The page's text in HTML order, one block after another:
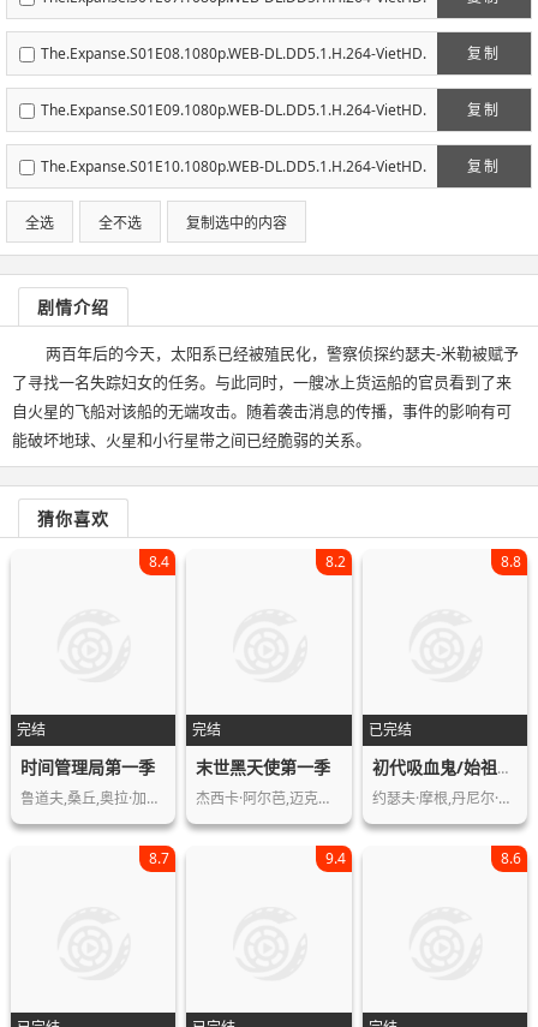
mkv
复制
The.Expanse.S01E08.1080p.WEB-DL.DD5.1.H.264-VietHD.
mkv
复制
The.Expanse.S01E09.1080p.WEB-DL.DD5.1.H.264-VietHD.
mkv
复制
The.Expanse.S01E10.1080p.WEB-DL.DD5.1.H.264-VietHD.
mkv
全选 全不选 复制选中的内容
剧情介绍
两百年后的今天，太阳系已经被殖民化，警察侦探约瑟夫-米勒被赋予
了寻找一名失踪妇女的任务。与此同时，一艘冰上货运船的官员看到了来
自火星的飞船对该船的无端攻击。随着袭击消息的传播，事件的影响有可
能破坏地球、火星和小行星带之间已经脆弱的关系。
猜你喜欢
完结
8.4
时间管理局第一季
鲁道夫,桑丘,奥拉·加里多,纳乔·弗雷…
完结
8.2
末世黑天使第一季
杰西卡·阿尔芭,迈克尔·韦瑟利,Rich…
已完结
8.8
初代吸血鬼/始祖家族第五季
约瑟夫·摩根,丹尼尔·吉里斯,菲比·汤…
8.7 9.4 8.6